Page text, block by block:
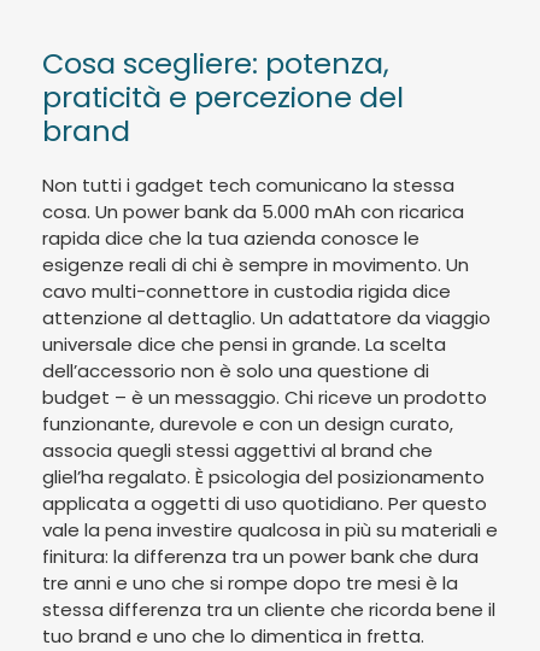
Cosa scegliere: potenza,
praticità e percezione del
brand
Non tutti i gadget tech comunicano la stessa
cosa. Un power bank da 5.000 mAh con ricarica
rapida dice che la tua azienda conosce le
esigenze reali di chi è sempre in movimento. Un
cavo multi-connettore in custodia rigida dice
attenzione al dettaglio. Un adattatore da viaggio
universale dice che pensi in grande. La scelta
dell’accessorio non è solo una questione di
budget – è un messaggio. Chi riceve un prodotto
funzionante, durevole e con un design curato,
associa quegli stessi aggettivi al brand che
gliel’ha regalato. È psicologia del posizionamento
applicata a oggetti di uso quotidiano. Per questo
vale la pena investire qualcosa in più su materiali e
finitura: la differenza tra un power bank che dura
tre anni e uno che si rompe dopo tre mesi è la
stessa differenza tra un cliente che ricorda bene il
tuo brand e uno che lo dimentica in fretta.